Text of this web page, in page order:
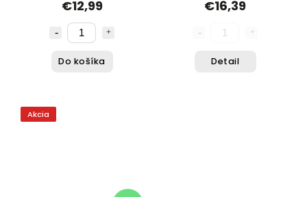
€12,99
Do košíka
€16,39
Detail
Akcia